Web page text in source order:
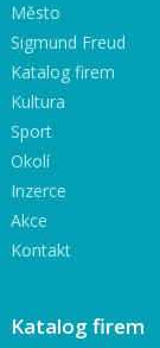
Město
Sigmund Freud
Katalog firem
Kultura
Sport
Okolí
Inzerce
Akce
Kontakt
Katalog firem